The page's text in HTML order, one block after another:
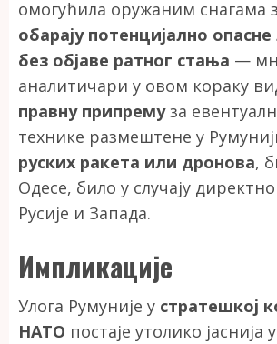
омогућила оружаним снагама
обарају потенцијално
без објаве ратног стања —
аналитичари у овом кораку
правну припремуза
технике размештене у
руских ракета или дронова,
Одесе, било у случају
Русије и Запада.
Импликације
Улога Румуније у стратешкој
НАТО постаје утолико јаснија